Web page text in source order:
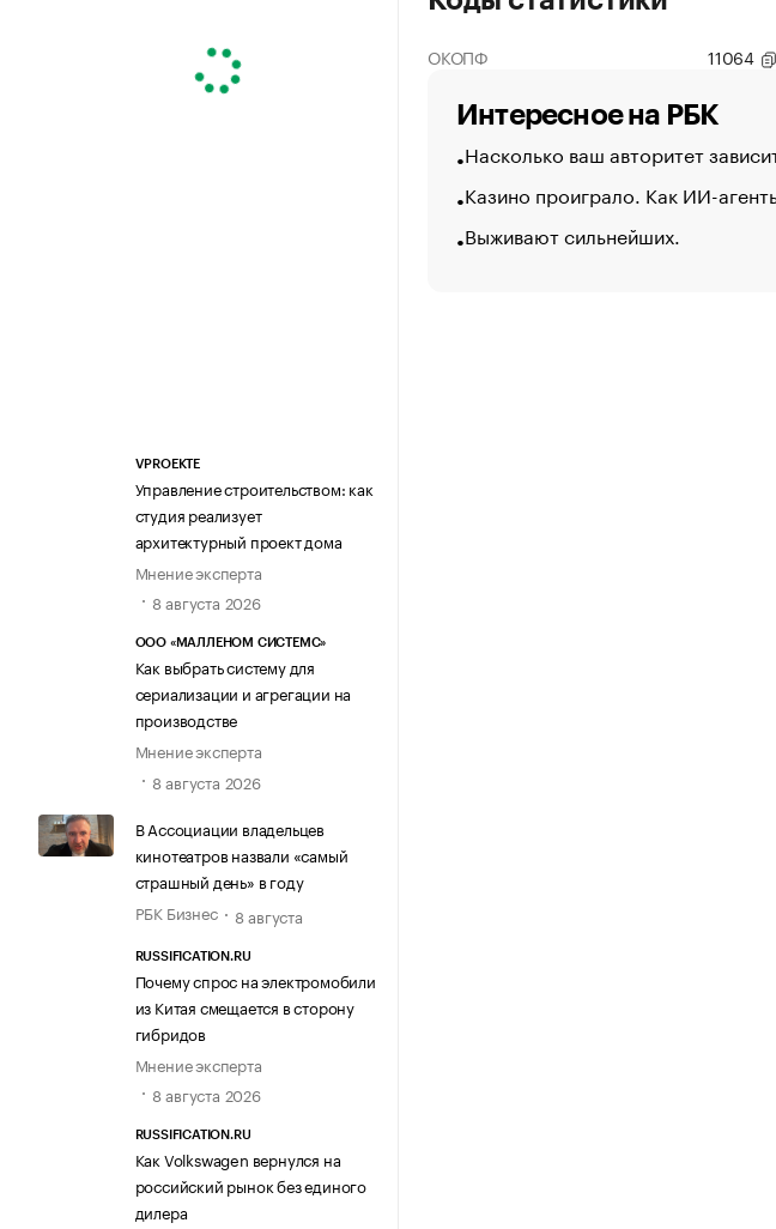
VPROEKTE
Управление строительством: как
студия реализует
архитектурный проект дома
Мнение эксперта
8 августа 2026
ООО «МАЛЛЕНОМ СИСТЕМС»
Как выбрать систему для
сериализации и агрегации на
производстве
Мнение эксперта
8 августа 2026
В Ассоциации владельцев
кинотеатров назвали «самый
страшный день» в году
РБК Бизнес
8 августа
RUSSIFICATION.RU
Почему спрос на электромобили
из Китая смещается в сторону
гибридов
Мнение эксперта
8 августа 2026
RUSSIFICATION.RU
Как Volkswagen вернулся на
российский рынок без единого
дилера
ОКОПФ 11064
Интересное на РБК
Насколько ваш авторитет
Казино проиграло. Как ИИ-
Выживают сильнейших.